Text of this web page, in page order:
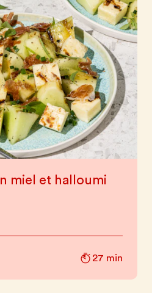
miel et halloumi
27 min